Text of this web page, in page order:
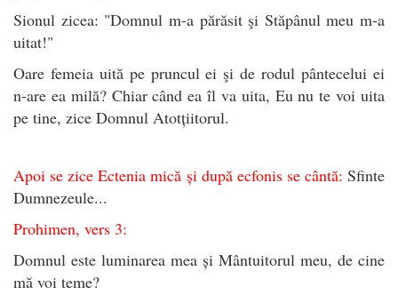
Sionul zicea: "Domnul m-a părăsit şi Stăpânul meu m-a
uitat!"
Oare femeia uită pe pruncul ei şi de rodul pântecelui ei
n-are ea milă? Chiar când ea îl va uita, Eu nu te voi uita
pe tine, zice Domnul Atotțiitorul.
Apoi se zice Ectenia mică și după ecfonis se cântă: Sfinte
Dumnezeule...
Prohimen, vers 3:
Domnul este luminarea mea și Mântuitorul meu, de cine
mă voi teme?